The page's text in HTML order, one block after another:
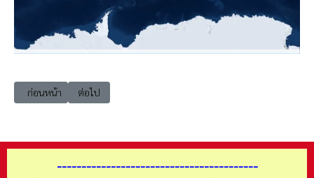
เนื้อหาก่อนหน้า: uwh แหล่งมรดกโลก 003 การเสนอชื่อรายการแหล่งมรดกโล
ก่อนหน้า เนื้อหาถัดไป: แหล่งมรดกโลก ที่ถูกถอดถอน
ต่อไป
-----------------------------------------